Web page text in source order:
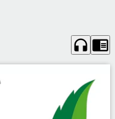
headphones chrome_reader_mode